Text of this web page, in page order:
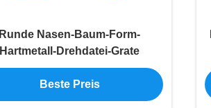
Runde Nasen-Baum-Form-
Hartmetall-Drehdatei-Grate
Beste Preis